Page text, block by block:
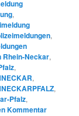
,
,
Rhein-Neckar,
,
,
,
Pfalz,
Kommentar